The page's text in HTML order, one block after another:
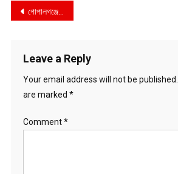
Post
​গোপালগঞ্জে আওয়ামী লীগের ৭৭তম প্রতিষ্ঠাবার্ষিকী : তৎপরতাহীন জেলা, সতর্ক অবস্থানে প্রশাসন
Leave a Reply
Your email address will not be published.
are marked *
Comment*